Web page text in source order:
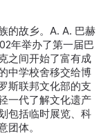
的故乡。A. A. 巴赫
年举办了第一届巴
之间开始了富有成
中学校舍移交给博
斯联邦文化部的支
一代了解文化遗产
包括临时展览、科
体。